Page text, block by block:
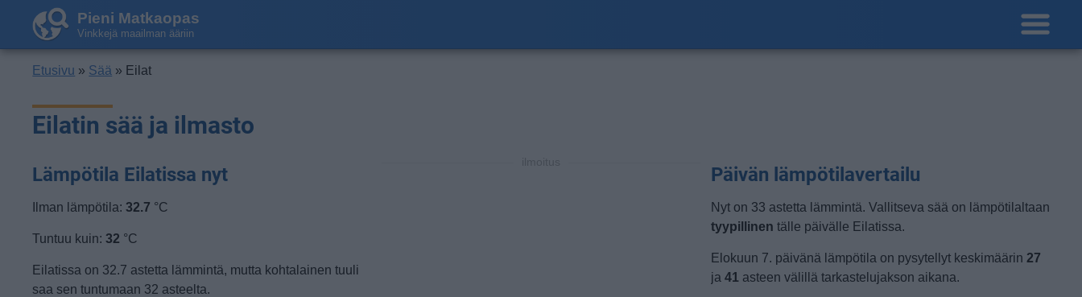
Pieni Matkaopas
Vinkkejä maailman ääriin
Etusivu » Sää » Eilat
Eilatin sää ja ilmasto
Lämpötila Eilatissa nyt
Ilman lämpötila:32.7 °C
Tuntuu kuin:32 °C
Eilatissa on 32.7 astetta lämmintä, mutta kohtalainen tuuli
saa sen tuntumaan 32 asteelta.
Päivän lämpötilavertailu
Nyt on 33 astetta lämmintä. Vallitseva sää on lämpötilaltaan
tyypillinen tälle päivälle Eilatissa.
Elokuun 7. päivänä lämpötila on pysytellyt keskimäärin 27
ja 41 asteen välillä tarkastelujakson aikana.